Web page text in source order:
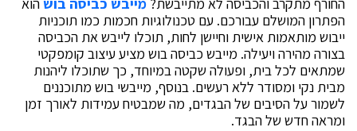
הפתרון המושלם עבורכם. עם טכנולוגיות חכמות כמו תוכניות
ייבוש מותאמות אישית וחיישן לחות, תוכלו לייבש את הכביסה
בצורה מהירה ויעילה. מייבש כביסה בוש מציע עיצוב קומפקטי
שמתאים לכל בית, ופעולה שקטה במיוחד, כך שתוכלו ליהנות
מבית נקי ומסודר ללא רעשים. בנוסף, מייבשי בוש מתוכננים
לשמור על הסיבים של הבגדים, מה שמבטיח עמידות לאורך זמן
ומראה חדש של הבגד.